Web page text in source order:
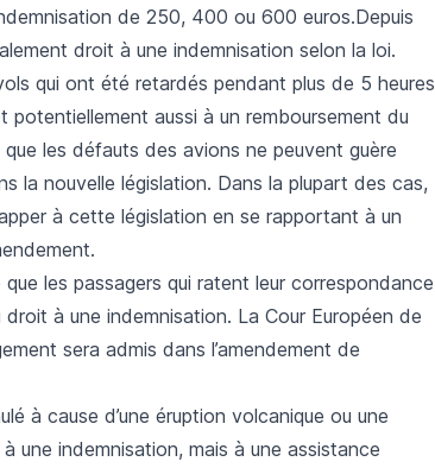
de 250, 400 ou 600 euros.Depuis
droit à une indemnisation selon la loi.
qui ont été retardés pendant plus de 5 heures
aussi à un remboursement du
les défauts des avions ne peuvent guère
la nouvelle législation. Dans la plupart des cas,
à cette législation en se rapportant à un
les passagers qui ratent leur correspondance
à une indemnisation. La Cour Européen de
sera admis dans l’amendement de
à cause d’une éruption volcanique ou une
une indemnisation, mais à une assistance